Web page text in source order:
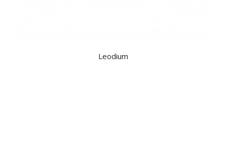
Leodium